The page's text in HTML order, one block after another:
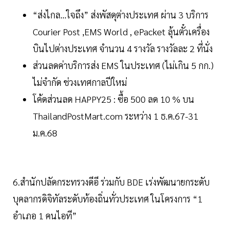
“ส่งไกล...ใจถึง” ส่งพัสดุต่างประเทศ ผ่าน 3 บริการ
Courier Post ,EMS World , ePacket ลุ้นตั๋วเครื่อง
บินไปต่างประเทศ จำนวน 4 รางวัล รางวัลละ 2 ที่นั่ง
ส่วนลดค่าบริการส่ง EMS ในประเทศ (ไม่เกิน 5 กก.)
ไม่จำกัด ช่วงเทศกาลปีใหม่
โค้ดส่วนลด HAPPY25 : ซื้อ 500 ลด 10 % บน
ThailandPostMart.com ระหว่าง 1 ธ.ค.67-31
ม.ค.68
6.สำนักปลัดกระทรวงดีอี ร่วมกับ BDE เร่งพัฒนายกระดับ
บุคลากรดิจิทัลระดับท้องถิ่นทั่วประเทศ ในโครงการ “1
อำเภอ 1 คนไอที”